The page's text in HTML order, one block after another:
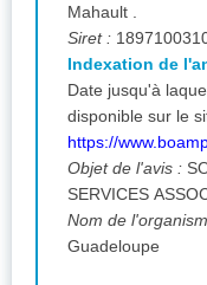
Mahault .
Siret :
Indexation de
Date jusqu'à
disponible sur le
https://
Objet de l'avis :
SERVICES
Nom de
Guadeloupe